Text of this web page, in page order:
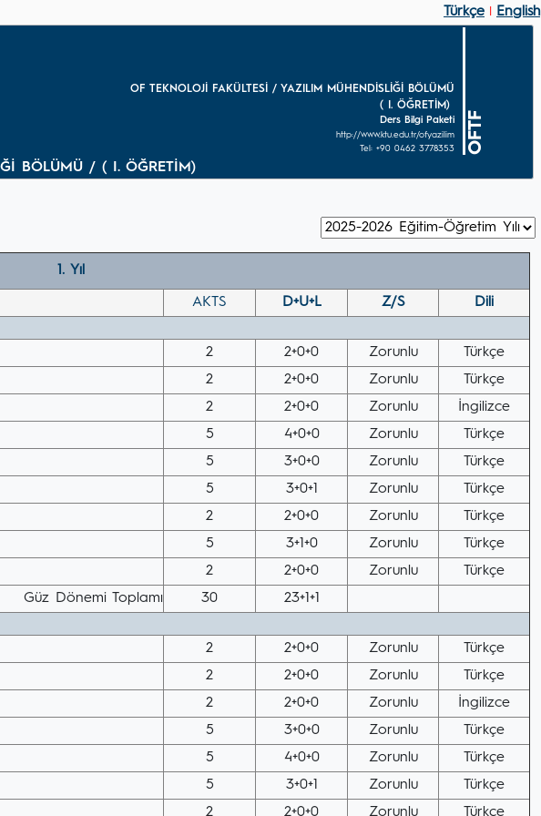
Türkçe English
OF TEKNOLOJİ FAKÜLTESİ / YAZILIM MÜHENDİSLİĞİ BÖLÜMÜ
( I. ÖĞRETİM)
Ders Bilgi Paketi
http://www.ktu.edu.tr/ofyazilim
Tel: +90 0462 3778353
OFTF
BÖLÜMÜ / ( I. ÖĞRETİM)
1. Yıl
AKTS D+U+L Z/S
Dili
2 2+0+0 Zorunlu
Türkçe
2 2+0+0 Zorunlu
Türkçe
2 2+0+0 Zorunlu
İngilizce
5 4+0+0 Zorunlu
Türkçe
5 3+0+0 Zorunlu
Türkçe
5 3+0+1 Zorunlu
Türkçe
2 2+0+0 Zorunlu
Türkçe
5 3+1+0 Zorunlu
Türkçe
2 2+0+0 Zorunlu
Türkçe
Güz Dönemi Toplamı
30
23+1+1
2 2+0+0 Zorunlu
Türkçe
2 2+0+0 Zorunlu
Türkçe
2 2+0+0 Zorunlu
İngilizce
5 3+0+0 Zorunlu
Türkçe
5 4+0+0 Zorunlu
Türkçe
5 3+0+1 Zorunlu
Türkçe
2 2+0+0 Zorunlu Türkçe